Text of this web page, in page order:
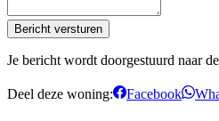
Bericht versturen
Je bericht wordt doorgestuurd naar
Deel deze woning: Facebook